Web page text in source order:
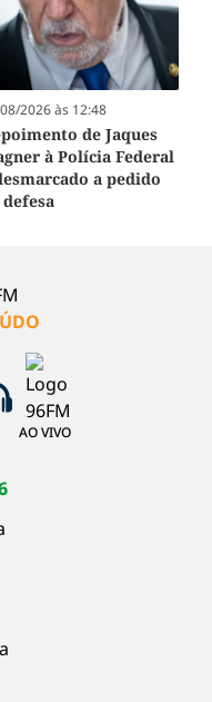
2026 às 12:48
de Jaques
à Polícia Federal
a pedido
AO VIVO